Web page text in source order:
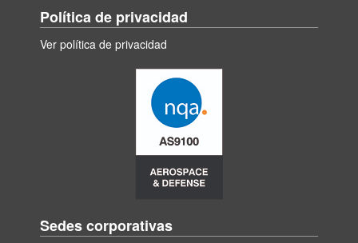
Política de privacidad
Ver política de privacidad
Sedes corporativas